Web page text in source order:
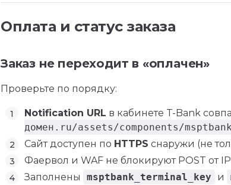
Оплата и статус заказа
Заказ не переходит в «оплачен»
Проверьте по порядку:
Notification URL в кабинете T-Bank
домен.ru/assets/components/
Сайт доступен по HTTPS снаружи (не
Фаервол и WAF не блокируют POST от
Заполнены
msptbank_terminal_key и